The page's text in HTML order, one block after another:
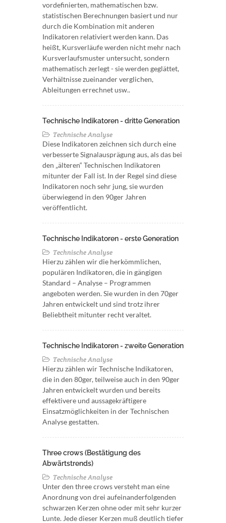
vordefinierten, mathematischen bzw.
statistischen Berechnungen basiert und nur
durch die Kombination mit anderen
Indikatoren relativiert werden kann. Das
heißt, Kursverläufe werden nicht mehr nach
Kursverlaufsmuster untersucht, sondern
mathematisch zerlegt - sie werden geglättet,
Verhältnisse zueinander verglichen,
Ableitungen errechnet usw..
Technische Indikatoren - dritte Generation
Technische Analyse
Diese Indikatoren zeichnen sich durch eine
verbesserte Signalausprägung aus, als das bei
den „älteren“ Technischen Indikatoren
mitunter der Fall ist. In der Regel sind diese
Indikatoren noch sehr jung, sie wurden
überwiegend in den 90ger Jahren
veröffentlicht.
Technische Indikatoren - erste Generation
Technische Analyse
Hierzu zählen wir die herkömmlichen,
populären Indikatoren, die in gängigen
Standard – Analyse – Programmen
angeboten werden. Sie wurden in den 70ger
Jahren entwickelt und sind trotz ihrer
Beliebtheit mitunter recht veraltet.
Technische Indikatoren - zweite Generation
Technische Analyse
Hierzu zählen wir Technische Indikatoren,
die in den 80ger, teilweise auch in den 90ger
Jahren entwickelt wurden und bereits
effektivere und aussagekräftigere
Einsatzmöglichkeiten in der Technischen
Analyse gestatten.
Three crows (Bestätigung des
Abwärtstrends)
Technische Analyse
Unter den three crows versteht man eine
Anordnung von drei aufeinanderfolgenden
schwarzen Kerzen ohne oder mit sehr kurzer
Lunte. Jede dieser Kerzen muß deutlich tiefer